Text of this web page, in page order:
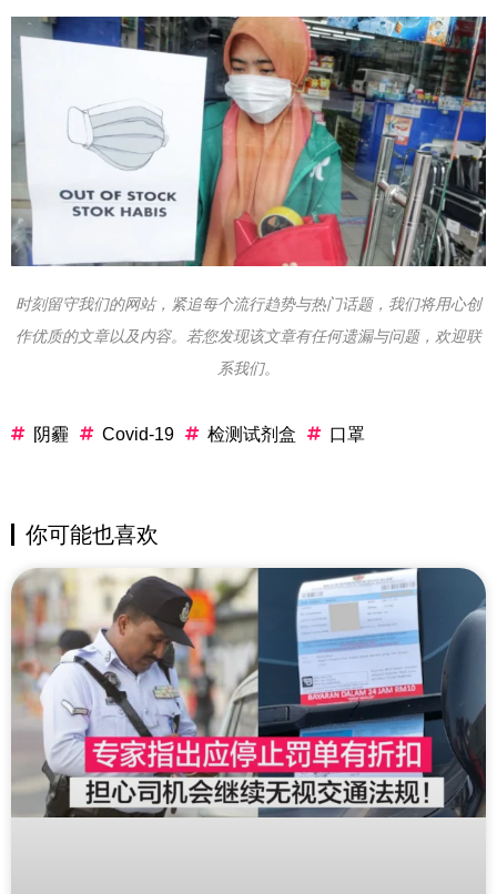
时刻留守我们的网站，紧追每个流行趋势与热门话题，我们将用心创
作优质的文章以及内容。若您发现该文章有任何遗漏与问题，欢迎联
系我们。
阴霾 Covid-19 检测试剂盒 口罩
你可能也喜欢